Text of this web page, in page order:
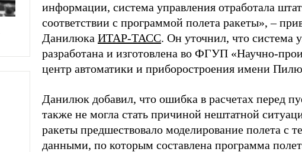
информации, система управления отработала
соответствии с программой полета ракеты»,–
Данилюка ИТАР-ТАСС. Он уточнил, что система
разработана и изготовлена во ФГУП «Научно-
центр автоматики и приборостроения имени
Данилюк добавил, что ошибка в расчетах перед
также не могла стать причиной нештатной
ракеты предшествовало моделирование полета с
данными, по которым составлена программа